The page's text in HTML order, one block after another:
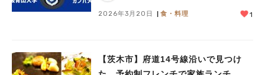
2026年3月20日 食・料理 1
【茨木市】府道14号線沿いで見つけ